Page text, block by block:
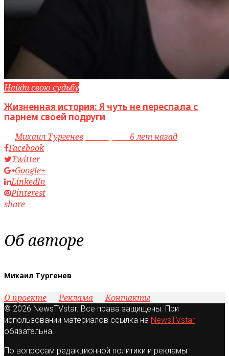
Найди свою судьбу
Жизненная история: Я чуть не переспала с
парнем своей подруги
byМихаил Тургенев
6 лет назад
Facebook
Twitter
Google+
LinkedIn
Pinterest
share
Об авторе
Михаил Тургенев
О проекте Реклама Контакты
© 2026 NewsTVstar. Все права защищены. При
использовании материалов ссылка на NewsTVstar
обязательна.
По вопросам редакционной политики и рекламы